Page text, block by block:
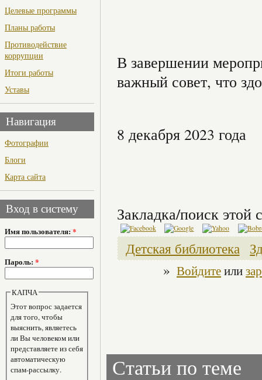
Целевые программы
Планы работы
Противодействие
коррупции
Итоги работы
Уставы
Навигация
Фотографии
Блоги
Карта сайта
Вход в систему
Имя пользователя: *
Пароль: *
КАПЧА
Этот вопрос задается
для того, чтобы
выяснить, являетесь
ли Вы человеком или
представляете из себя
автоматическую
спам-рассылку.
В завершении
важный совет, что
8 декабря 2023 года
Закладка/поиск этой
Детская библиотека
» Войдитеили
Статьи по теме